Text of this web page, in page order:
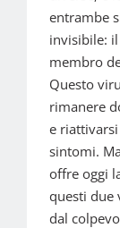
entrambe
invisibile: il
membro
Questo
rimanere
e
sintomi.
offre oggi
questi due
dal